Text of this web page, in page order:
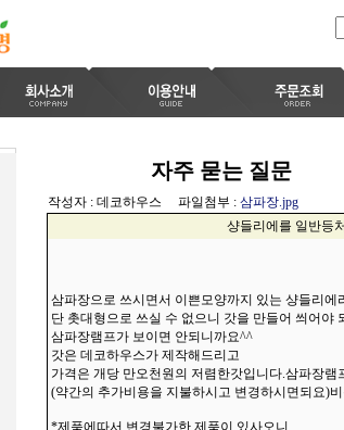
자주 묻는 질문
작성자 : 데코하우스 파일첨부 : 삼파장.jpg
샹들리에를 일반등
삼파장으로 쓰시면서 이쁜모양까지 있는 샹들리에
단 촛대형으로 쓰실 수 없으니 갓을 만들어 씌어야
삼파장램프가 보이면 안되니까요^^
갓은 데코하우스가 제작해드리고
가격은 개당 만오천원의 저렴한갓입니다.삼파장램
(약간의 추가비용을 지불하시고 변경하시면되요)
*제품에따서 변경불가한 제품이 있사오니